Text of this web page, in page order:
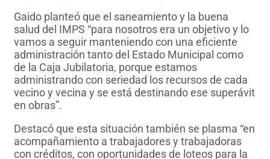
Gaido planteó que el saneamiento y la buena
salud del IMPS “para nosotros era un objetivo y lo
vamos a seguir manteniendo con una eficiente
administración tanto del Estado Municipal como
de la Caja Jubilatoria, porque estamos
administrando con seriedad los recursos de cada
vecino y vecina y se está destinando ese superávit
en obras”.
Destacó que esta situación también se plasma “en
acompañamiento a trabajadores y trabajadoras
con créditos, con oportunidades de loteos para la